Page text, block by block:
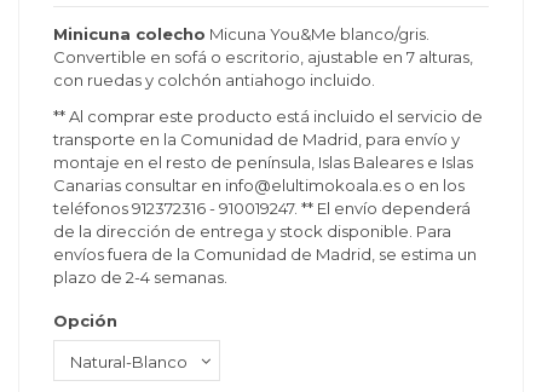
Minicuna colecho Micuna You&Me blanco/gris.
Convertible en sofá o escritorio, ajustable en 7 alturas,
con ruedas y colchón antiahogo incluido.
** Al comprar este producto está incluido el servicio de
transporte en la Comunidad de Madrid, para envío y
montaje en el resto de península, Islas Baleares e Islas
Canarias consultar en info@elultimokoala.es o en los
teléfonos 912372316 - 910019247. ** El envío dependerá
de la dirección de entrega y stock disponible. Para
envíos fuera de la Comunidad de Madrid, se estima un
plazo de 2-4 semanas.
Opción